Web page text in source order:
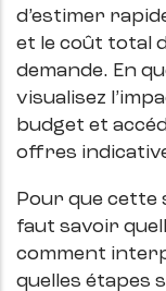
d’estimer
et le coût total
demande. En
visualisez
budget et
offres
Pour que cette
faut savoir
comment
quelles étapes